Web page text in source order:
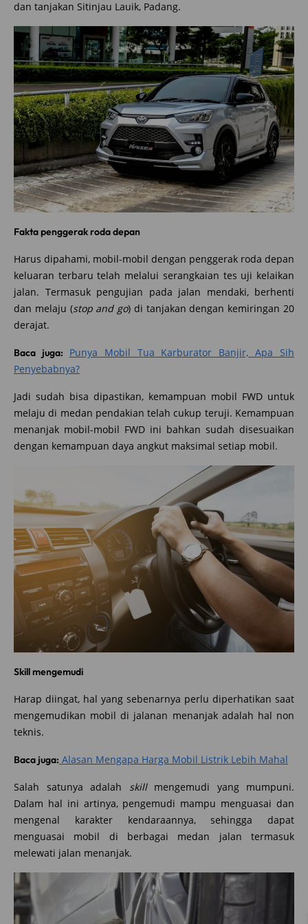
dan tanjakan Sitinjau Lauik, Padang.
Fakta penggerak roda depan
Harus dipahami, mobil-mobil dengan penggerak roda depan
keluaran terbaru telah melalui serangkaian tes uji kelaikan
jalan. Termasuk pengujian pada jalan mendaki, berhenti
dan melaju (stop and go) di tanjakan dengan kemiringan 20
derajat.
Baca juga: Punya Mobil Tua Karburator Banjir, Apa Sih
Penyebabnya?
Jadi sudah bisa dipastikan, kemampuan mobil FWD untuk
melaju di medan pendakian telah cukup teruji. Kemampuan
menanjak mobil-mobil FWD ini bahkan sudah disesuaikan
dengan kemampuan daya angkut maksimal setiap mobil.
Skill mengemudi
Harap diingat, hal yang sebenarnya perlu diperhatikan saat
mengemudikan mobil di jalanan menanjak adalah hal non
teknis.
Baca juga: Alasan Mengapa Harga Mobil Listrik Lebih Mahal
Salah satunya adalah skillmengemudi yang mumpuni.
Dalam hal ini artinya, pengemudi mampu menguasai dan
mengenal karakter kendaraannya, sehingga dapat
menguasai mobil di berbagai medan jalan termasuk
melewati jalan menanjak.